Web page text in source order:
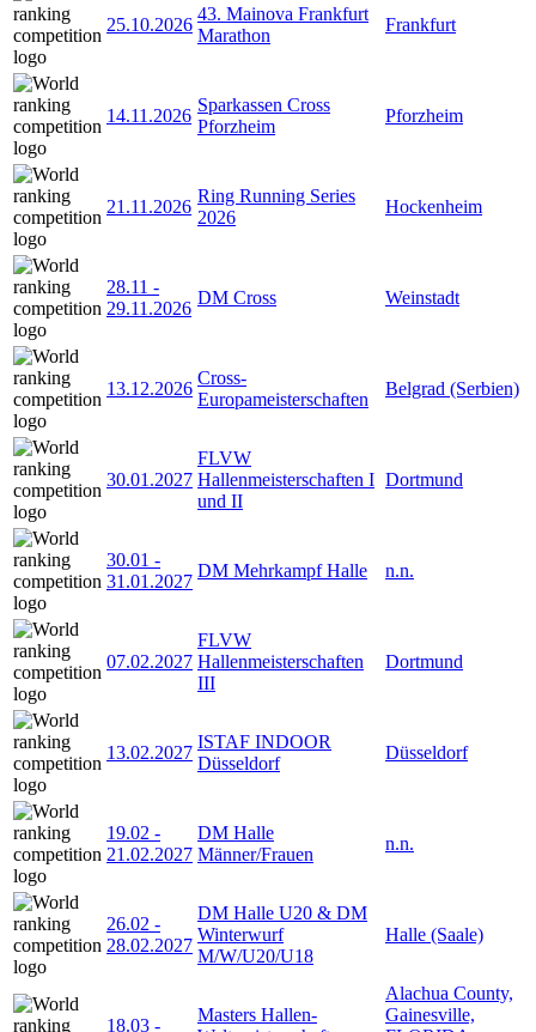
25.10.2026
43. Mainova Frankfurt
Marathon
Frankfurt
14.11.2026
Sparkassen Cross
Pforzheim
Pforzheim
21.11.2026
Ring Running Series
2026
Hockenheim
28.11 -
29.11.2026
DM Cross Weinstadt
13.12.2026
Cross-
Europameisterschaften
Belgrad (Serbien)
30.01.2027
FLVW
Hallenmeisterschaften I
und II
Dortmund
30.01 -
31.01.2027
DM Mehrkampf Halle n.n.
07.02.2027
FLVW
Hallenmeisterschaften
III
Dortmund
13.02.2027
ISTAF INDOOR
Düsseldorf
Düsseldorf
19.02 -
21.02.2027
DM Halle
Männer/Frauen
n.n.
26.02 -
28.02.2027
DM Halle U20 & DM
Winterwurf
M/W/U20/U18
Halle (Saale)
18.03 -
Masters Hallen-
Alachua County,
Gainesville,